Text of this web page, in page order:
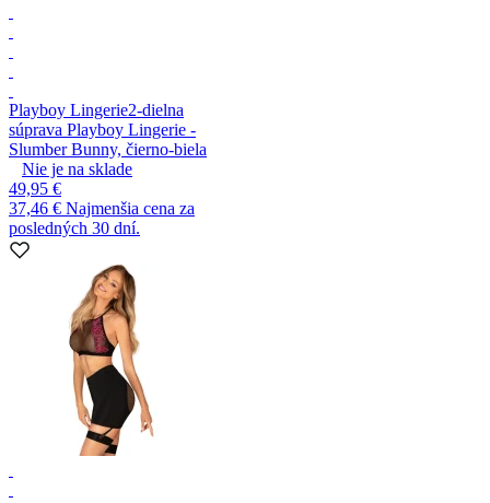
Playboy Lingerie2-dielna
súprava Playboy Lingerie -
Slumber Bunny, čierno-biela
Nie je na sklade
49,95 €
37,46 € Najmenšia cena za
posledných 30 dní.